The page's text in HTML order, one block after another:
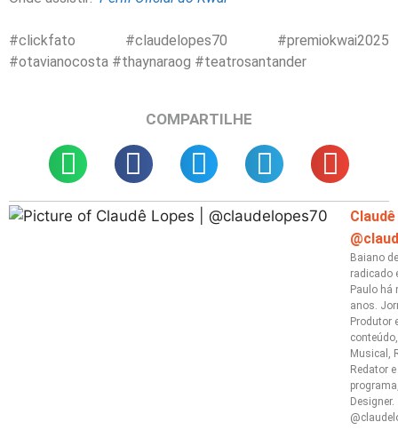
#clickfato #claudelopes70 #premiokwai2025
#otavianocosta #thaynaraog #teatrosantander
COMPARTILHE
Baiano
radicado
Paulo há
anos.
Produtor
Musical,
Redator
Designer.